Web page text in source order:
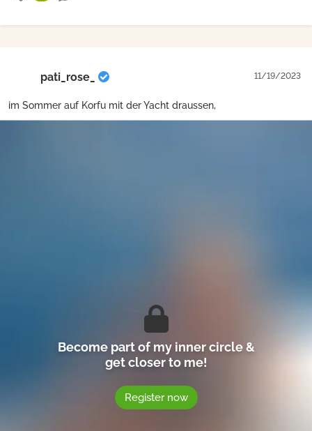
pati_rose_ 11/19/2023
im Sommer auf Korfu mit der Yacht draussen,
Become part of my inner circle &
get closer to me!
Register now